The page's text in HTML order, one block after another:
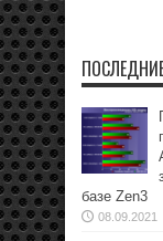
базе Zen3
08.09.2021